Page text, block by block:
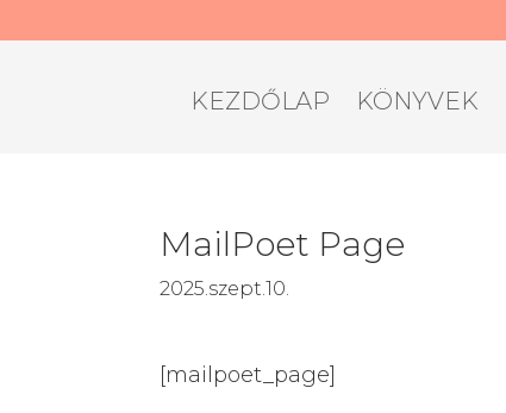
KEZDŐLAP KÖNYVEK
MailPoet Page
2025.szept.10.
[mailpoet_page]